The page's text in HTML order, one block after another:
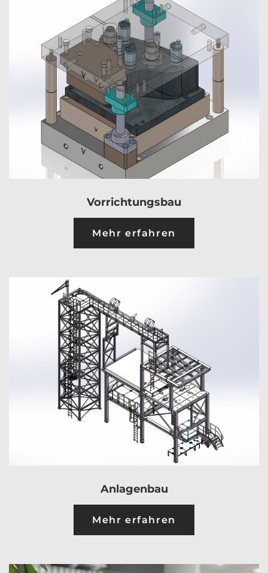
Vorrichtungsbau
Mehr erfahren
Anlagenbau
Mehr erfahren